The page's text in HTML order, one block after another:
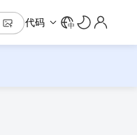
代码 中